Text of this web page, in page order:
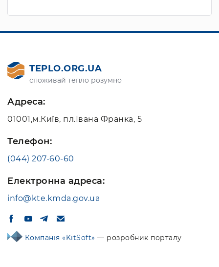
TEPLO.ORG.UA
споживай тепло розумно
Адреса:
01001,м.Київ, пл.Івана Франка, 5
Телефон:
(044) 207-60-60
Електронна адреса:
info@kte.kmda.gov.ua
Компанія «KitSoft» — розробник порталу